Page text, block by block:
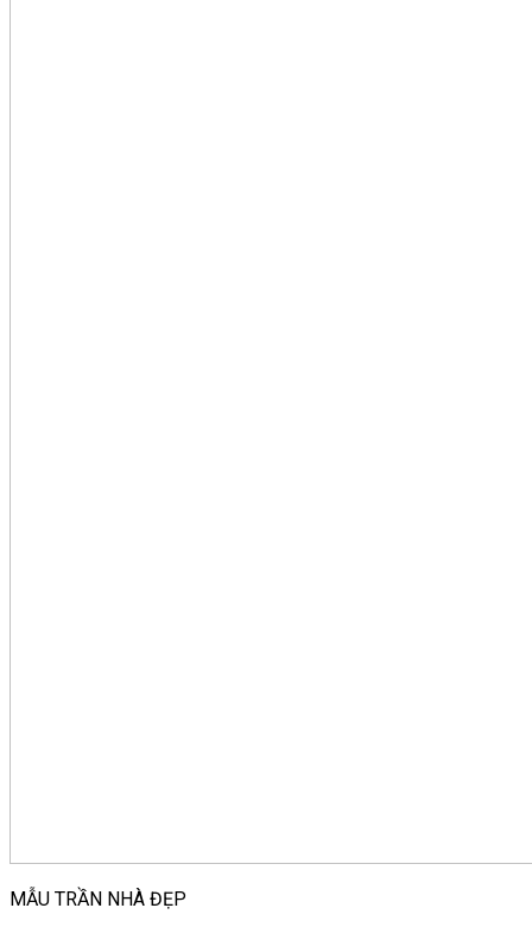
MẪU TRẦN NHÀ ĐẸP